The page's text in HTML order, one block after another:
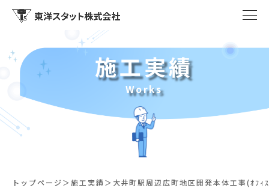
施工実績
Works
トップページ 施工実績 大井町駅周辺広町地区開発本体工事(ｵﾌｨ